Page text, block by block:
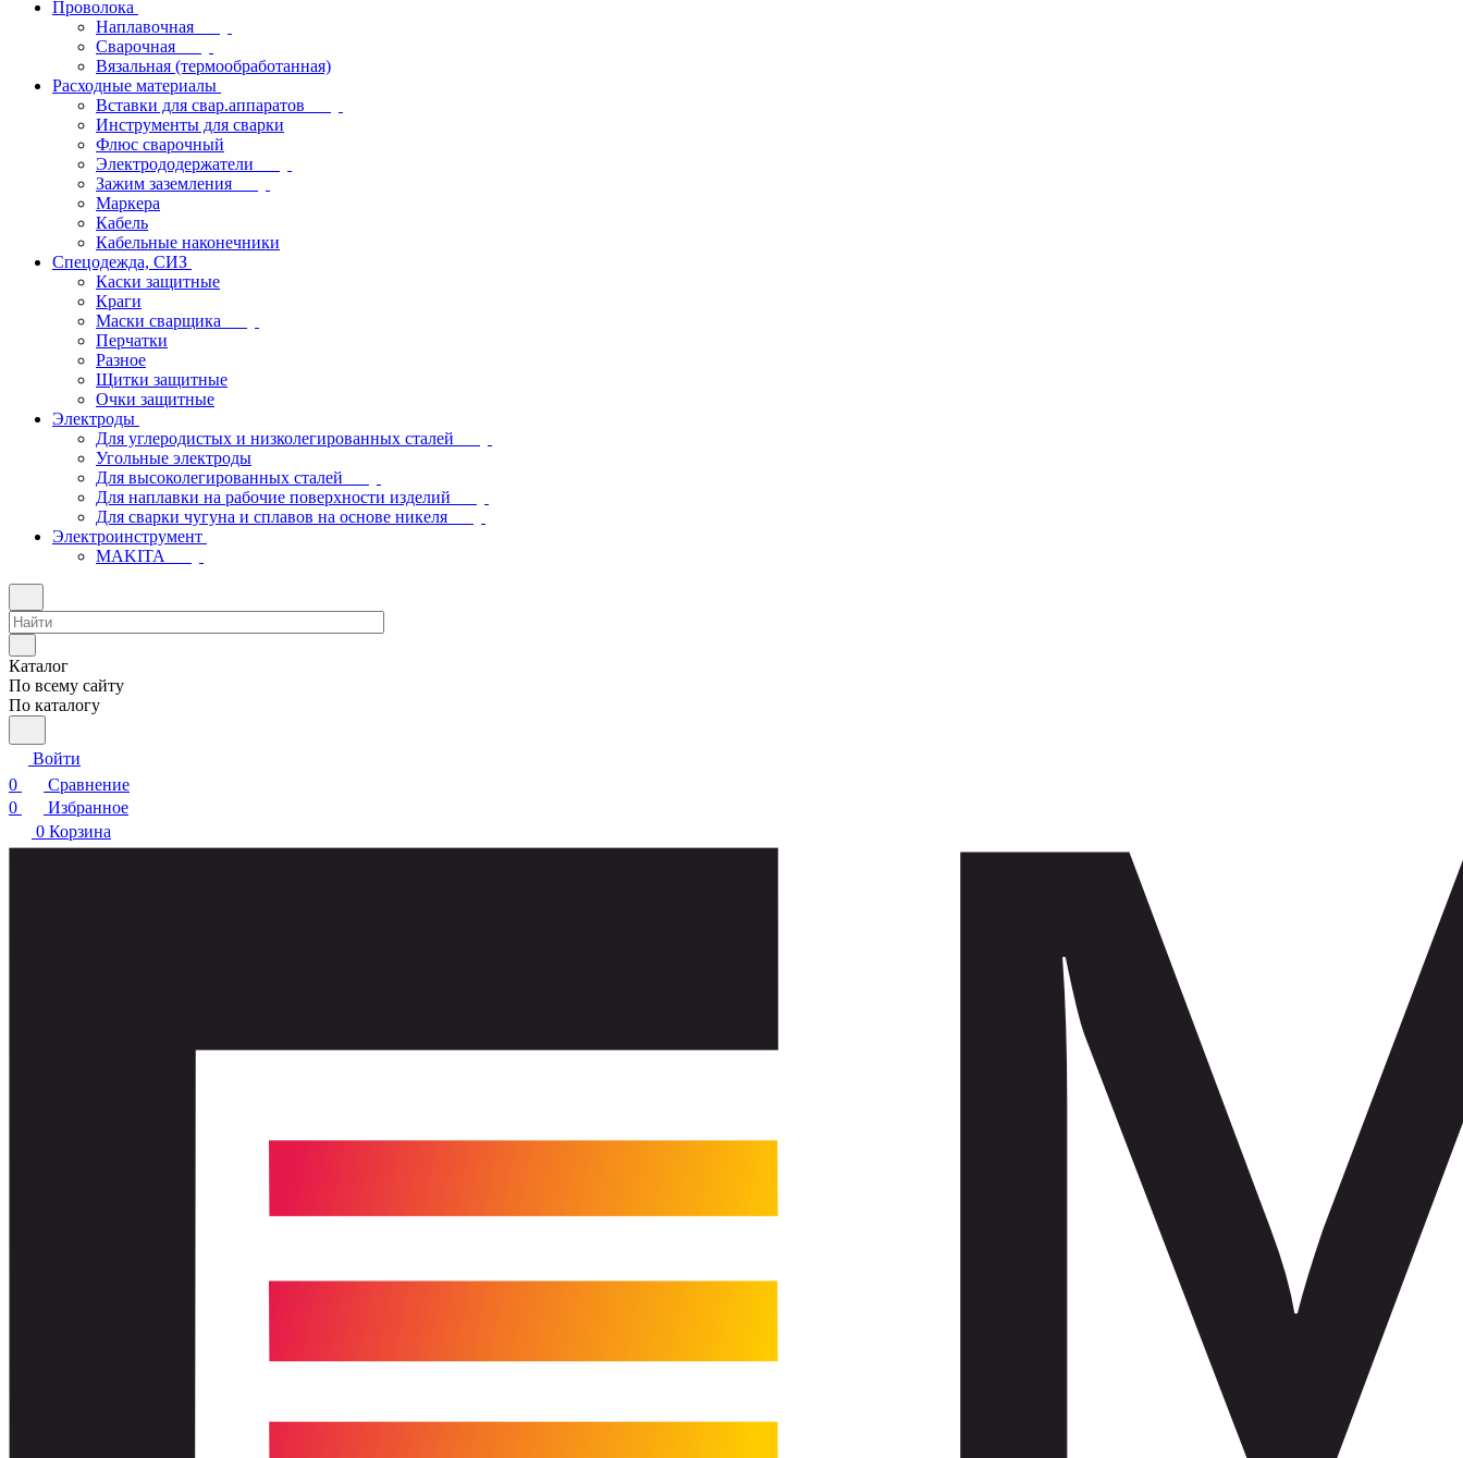
Проволока
Наплавочная
Сварочная
Вязальная (термообработанная)
Расходные материалы
Вставки для свар.аппаратов
Инструменты для сварки
Флюс сварочный
Электрододержатели
Зажим заземления
Маркера
Кабель
Кабельные наконечники
Спецодежда, СИЗ
Каски защитные
Краги
Маски сварщика
Перчатки
Разное
Щитки защитные
Очки защитные
Электроды
Для углеродистых и низколегированных сталей
Угольные электроды
Для высоколегированных сталей
Для наплавки на рабочие поверхности изделий
Для сварки чугуна и сплавов на основе никеля
Электроинструмент
МAKITA
Каталог
По всему сайту
По каталогу
Войти
0
Сравнение
0
Избранное
0 Корзина